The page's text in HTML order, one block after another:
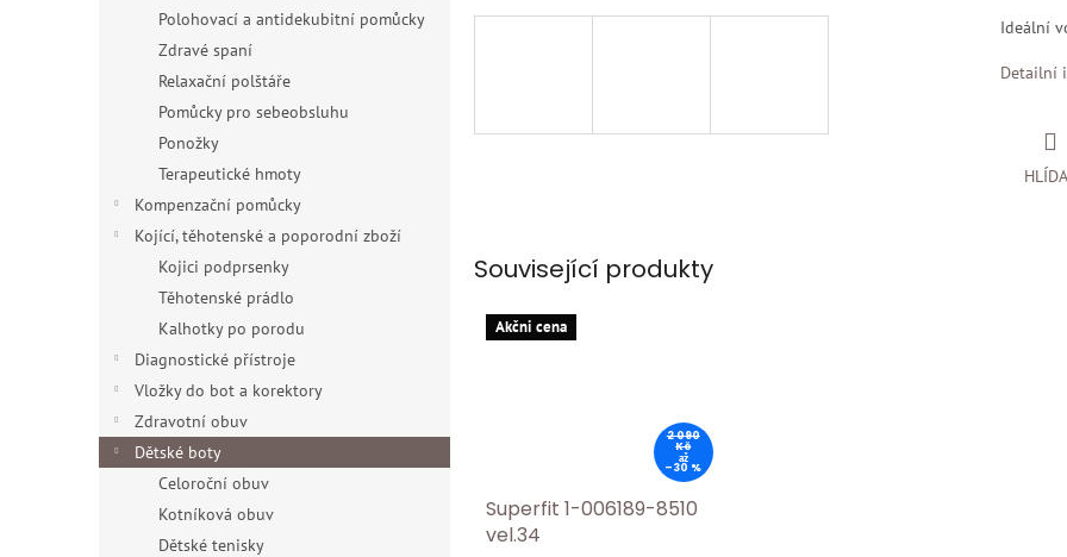
Polohovací a antidekubitní pomůcky
Zdravé spaní
Relaxační polštáře
Pomůcky pro sebeobsluhu
Ponožky
Terapeutické hmoty
Kompenzační pomůcky
Kojící, těhotenské a poporodní zboží
Kojici podprsenky
Těhotenské prádlo
Kalhotky po porodu
Diagnostické přístroje
Vložky do bot a korektory
Zdravotní obuv
Dětské boty
Celoroční obuv
Kotníková obuv
Dětské tenisky
Ideální
Detailní
Související produkty
Akčni cena
2 090
Kč
až
–30 %
Superfit 1-006189-8510
vel.34